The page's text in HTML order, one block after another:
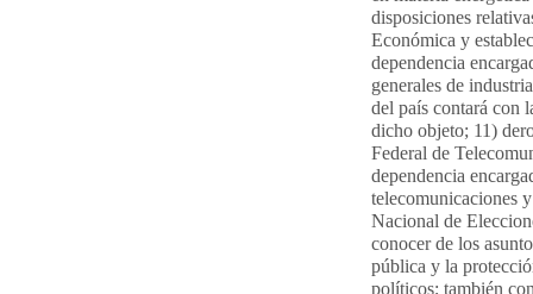
disposiciones
Económica y
dependencia
generales de
del país contará con
dicho objeto; 11)
Federal de
dependencia
telecomunicaciones
Nacional de
conocer de los
pública y la
políticos; también